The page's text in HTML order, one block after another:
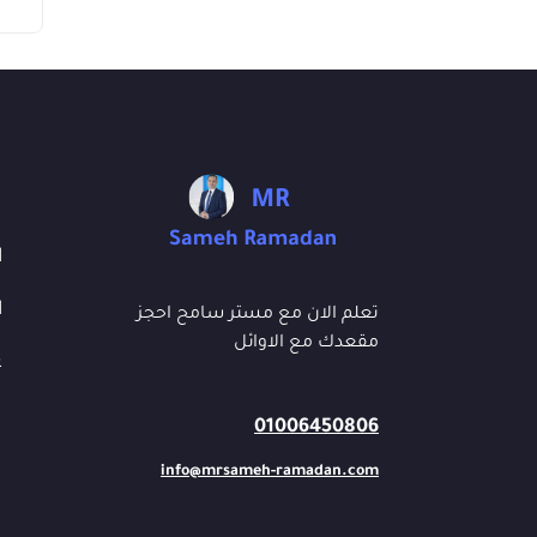
تعلم الان مع مستر سامح احجز
مقعدك مع الاوائل
01006450806
info@mrsameh-ramadan.com